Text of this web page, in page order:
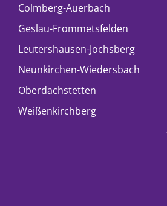
Colmberg-Auerbach
Geslau-Frommetsfelden
Leutershausen-Jochsberg
Neunkirchen-Wiedersbach
Oberdachstetten
Weißenkirchberg